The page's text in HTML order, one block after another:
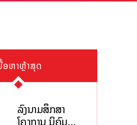
ອຫາຫຼ້າສຸດ
ລົງນາມສຶກສາ
ໂຄງການ ນິຄົມ